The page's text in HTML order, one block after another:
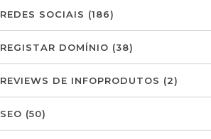
REDES SOCIAIS (186)
REGISTAR DOMÍNIO (38)
REVIEWS DE INFOPRODUTOS (2)
SEO (50)